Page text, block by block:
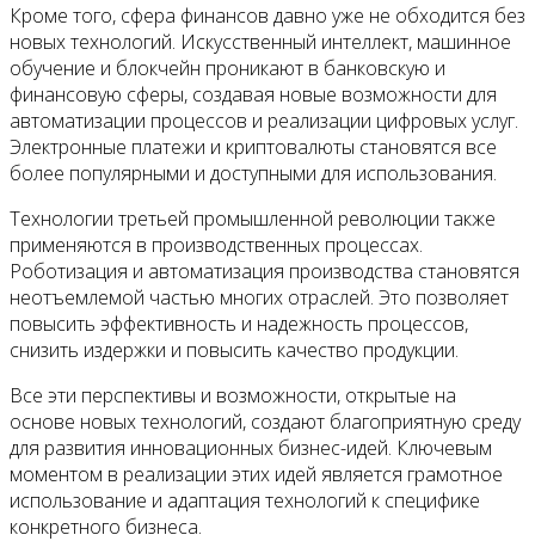
Кроме того, сфера финансов давно уже не обходится без
новых технологий. Искусственный интеллект, машинное
обучение и блокчейн проникают в банковскую и
финансовую сферы, создавая новые возможности для
автоматизации процессов и реализации цифровых услуг.
Электронные платежи и криптовалюты становятся все
более популярными и доступными для использования.
Технологии третьей промышленной революции также
применяются в производственных процессах.
Роботизация и автоматизация производства становятся
неотъемлемой частью многих отраслей. Это позволяет
повысить эффективность и надежность процессов,
снизить издержки и повысить качество продукции.
Все эти перспективы и возможности, открытые на
основе новых технологий, создают благоприятную среду
для развития инновационных бизнес-идей. Ключевым
моментом в реализации этих идей является грамотное
использование и адаптация технологий к специфике
конкретного бизнеса.